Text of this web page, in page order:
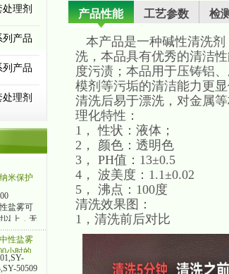
理剂
列产品
列产品
理剂
米保护
盐雾可
以上，无
焊接、
电率
性盐雾
小时的
50509
产品性能 工艺参数 检
本产品是一种碱性清洗剂
洗，本品具有优秀的清洁
度污渍；本品用于压铸铝
模剂等污垢的清洁能力更
清洗后易于漂洗，对金属
理化特性：
1， 性状：液体；
2， 颜色：透明色
3， PH值：13±0.5
4， 波美度：1.1±0.02
5， 沸点：100度
清洗效果图：
1，清洗前后对比